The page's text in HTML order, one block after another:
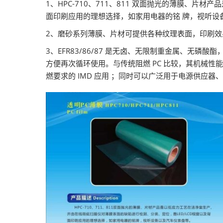
1、HPC-710、711、811 双面抛光的薄膜、片材产
面印刷应用的理想选择，如家用电器的铭 牌，视听设
2、磨砂系列薄膜、片材可提供各种纹理表面，印刷
3、EFR83/86/87 是无卤、无限制重金属、无磷酸酯
方便再次循环使用。与传统阻燃 PC 比较，其机械性
燃要求的 IMD 应用 ；同时可以广泛用于电源供应器